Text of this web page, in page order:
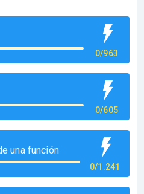
0/963
0/605
una función
0/1.241